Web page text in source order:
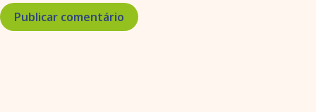
Publicar comentário